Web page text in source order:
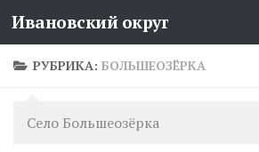
Перейти к содержимому
Ивановский округ
РУБРИКА: БОЛЬШЕОЗЁРКА
Село Большеозёрка